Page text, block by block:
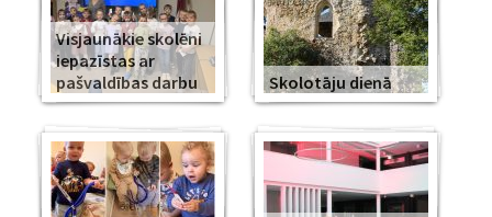
Visjaunākie skolēni
iepazīstas ar
pašvaldības darbu
Skolotāju dienā